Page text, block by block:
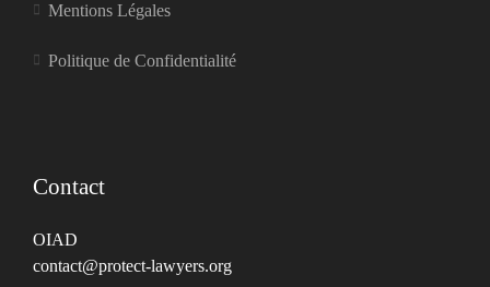
Mentions Légales
Politique de Confidentialité
Contact
OIAD
contact@protect-lawyers.org